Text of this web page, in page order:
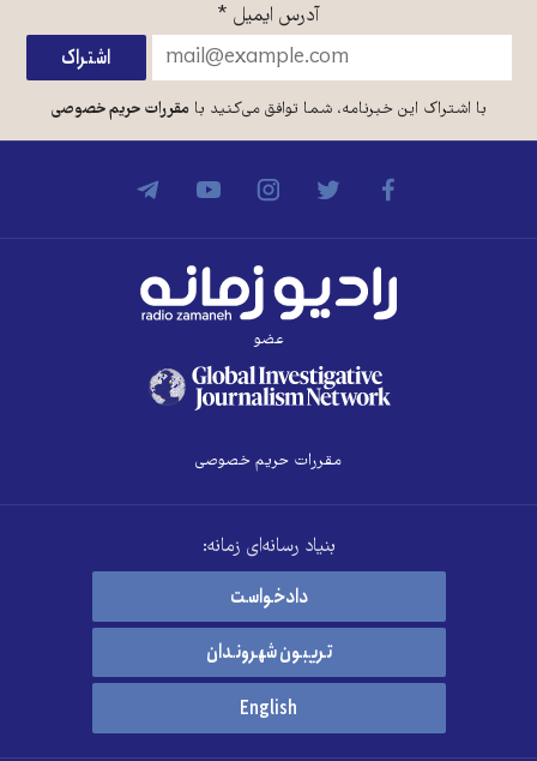
آدرس ایمیل *
با اشتراک این خبرنامه، شما توافق می‌کنید بامقررات حریم خصوصی
عضو
مقررات حریم خصوصی
بنیاد رسانه‌ای زمانه:
دادخواست
تریبون شهروندان
English